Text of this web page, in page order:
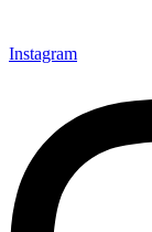
Instagram